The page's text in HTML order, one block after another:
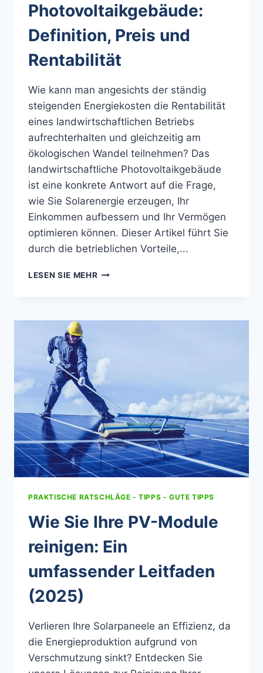
Photovoltaikgebäude:
Definition, Preis und
Rentabilität
Wie kann man angesichts der ständig
steigenden Energiekosten die Rentabilität
eines landwirtschaftlichen Betriebs
aufrechterhalten und gleichzeitig am
ökologischen Wandel teilnehmen? Das
landwirtschaftliche Photovoltaikgebäude
ist eine konkrete Antwort auf die Frage,
wie Sie Solarenergie erzeugen, Ihr
Einkommen aufbessern und Ihr Vermögen
optimieren können. Dieser Artikel führt Sie
durch die betrieblichen Vorteile,...
LESEN SIE MEHR LANDWIRTSCHAFTLICHES
UND
PRAKTISCHE RATSCHLÄGE - TIPPS - GUTE TIPPS
Wie Sie Ihre PV-Module
reinigen: Ein
umfassender Leitfaden
(2025)
Verlieren Ihre Solarpaneele an Effizienz, da
die Energieproduktion aufgrund von
Verschmutzung sinkt? Entdecken Sie